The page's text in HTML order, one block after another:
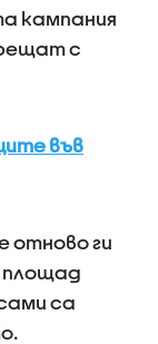
кампания
с
във
отново ги
площад
са